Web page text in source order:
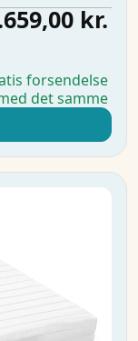
kr.
forsendelse
det samme